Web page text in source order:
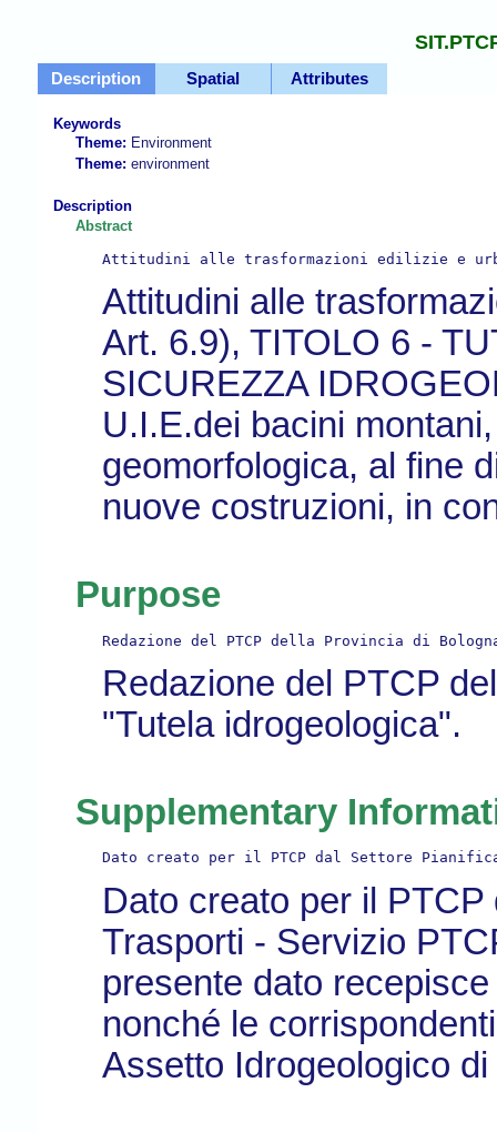
Description Spatial Attributes
Keywords
Theme: Environment
Theme: environment
Description
Abstract
Attitudini alle trasformazioni edilizie e
Attitudini alle
Art. 6.9), TITOLO 6 -
SICUREZZA
U.I.E.dei bacini
geomorfologica, al fine
nuove costruzioni, in
Purpose
Redazione del PTCP della Provincia di
Redazione del PTCP
"Tutela idrogeologica".
Supplementary
Dato creato per il PTCP dal Settore
Dato creato per il
Trasporti - Servizio
presente dato
nonché le
Assetto Idrogeologico